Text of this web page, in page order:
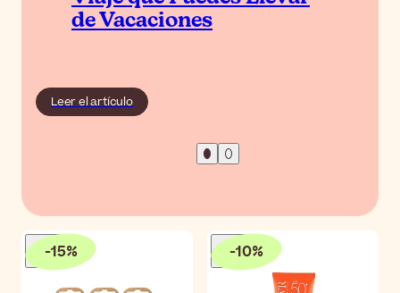
de Vacaciones
Leer el artículo
-15% -10%